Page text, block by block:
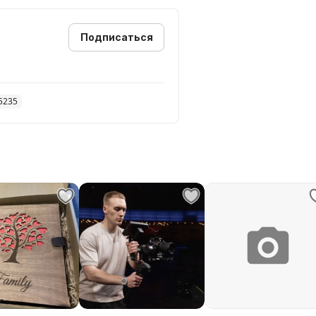
"Лупач Максим". Там
Подписаться